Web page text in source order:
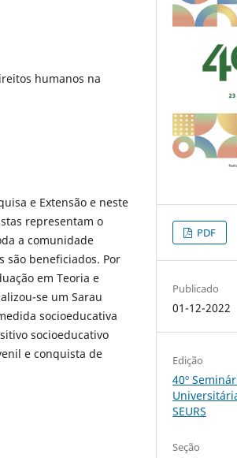
humanos na
e Extensão e neste
representam o
a comunidade
são beneficiados. Por
em Teoria e
se um Sarau
socioeducativa
socioeducativo
e conquista de
PDF
Publicado
01-12-2022
Edição
40º
SEURS
Seção